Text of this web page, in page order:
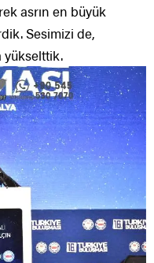
asrın en büyük
Sesimizi de,
yükselttik.